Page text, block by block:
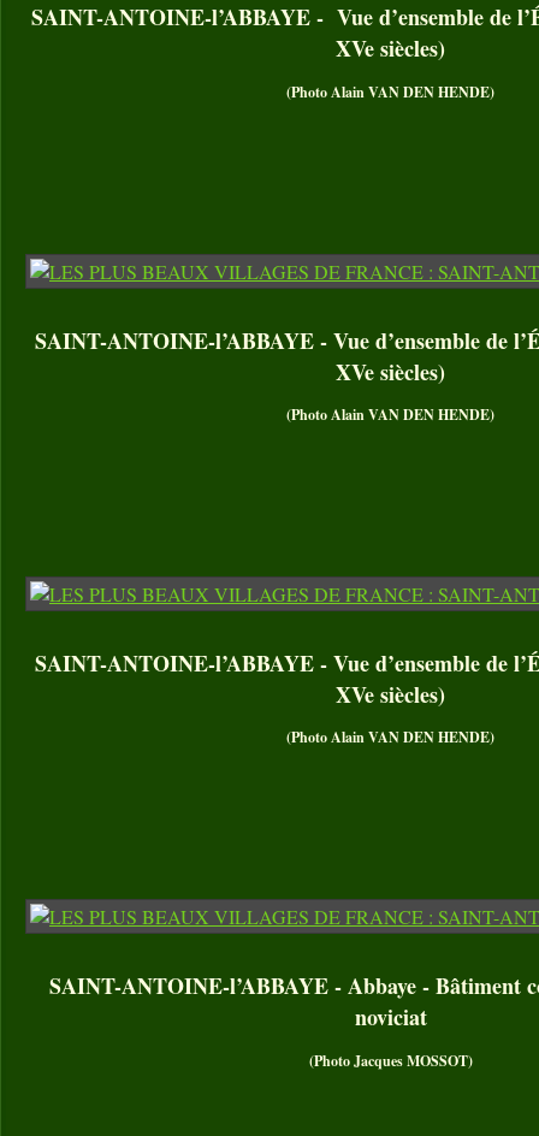
SAINT-ANTOINE-l’ABBAYE - Vue d’ensemble de
XVe siècles)
(Photo Alain VAN DEN HENDE)
SAINT-ANTOINE-l’ABBAYE - Vue d’ensemble de
XVe siècles)
(Photo Alain VAN DEN HENDE)
SAINT-ANTOINE-l’ABBAYE - Vue d’ensemble de
XVe siècles)
(Photo Alain VAN DEN HENDE)
SAINT-ANTOINE-l’ABBAYE - Abbaye - Bâtiment
noviciat
(Photo Jacques MOSSOT)